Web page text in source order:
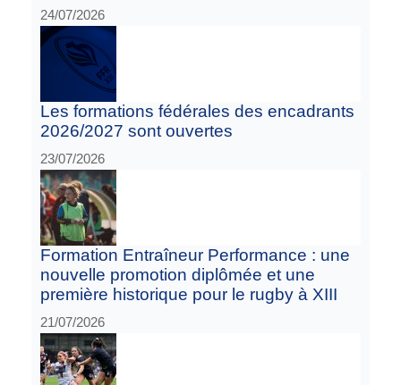
24/07/2026
Les formations fédérales des encadrants
2026/2027 sont ouvertes
23/07/2026
Formation Entraîneur Performance : une
nouvelle promotion diplômée et une
première historique pour le rugby à XIII
21/07/2026